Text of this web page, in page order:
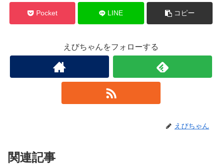
Pocket LINE コピー
えびちゃんをフォローする
えびちゃん
関連記事